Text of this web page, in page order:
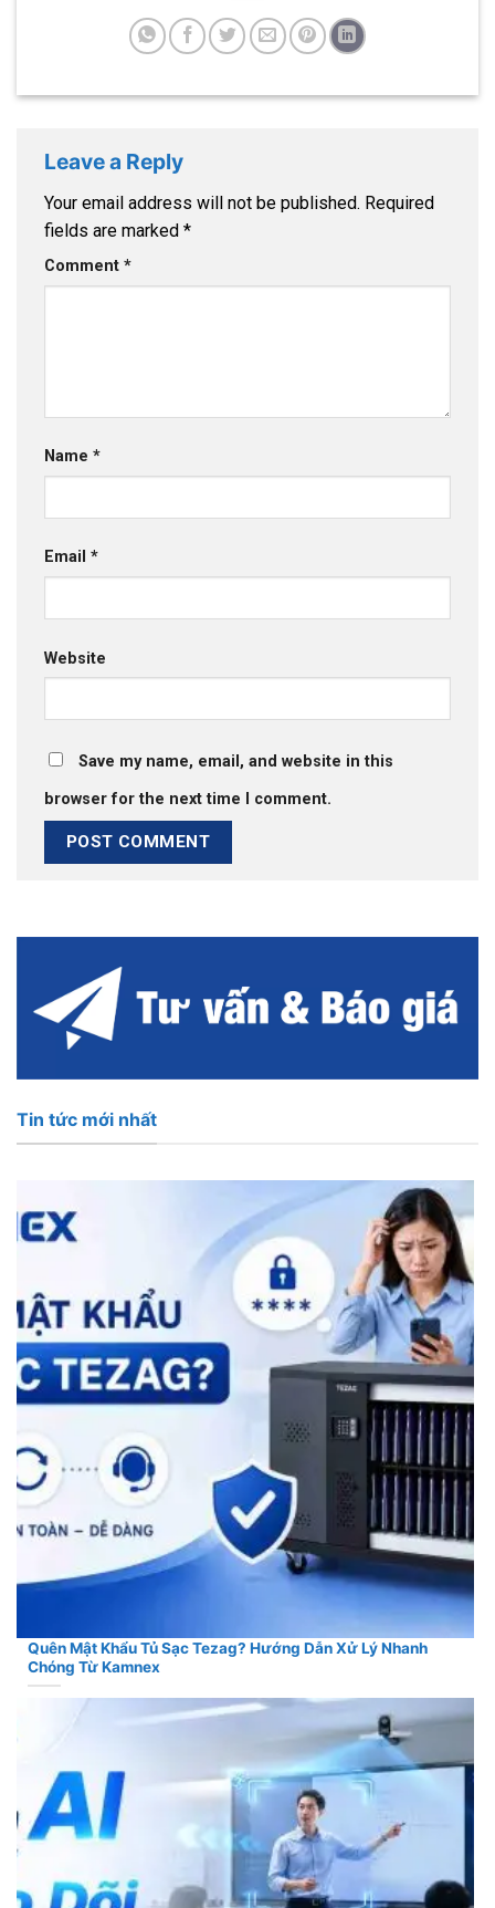
Leave a Reply
Your email address will not be published. Required
fields are marked *
Comment *
Name *
Email *
Website
Save my name, email, and website in this
browser for the next time I comment.
Tin tức mới nhất
Quên Mật Khẩu Tủ Sạc Tezag? Hướng Dẫn Xử Lý Nhanh
Chóng Từ Kamnex